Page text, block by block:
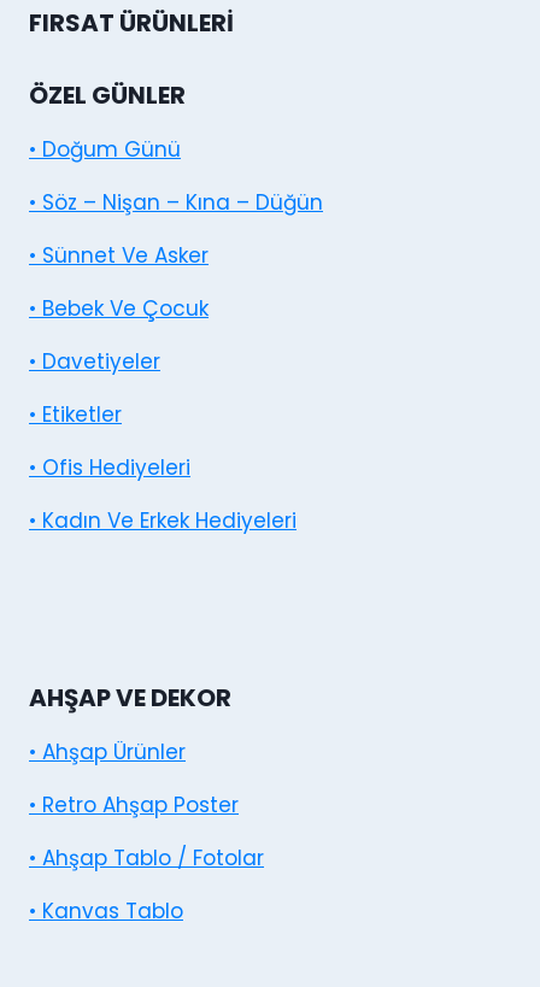
FIRSAT ÜRÜNLERI
ÖZEL GÜNLER
• Doğum Günü
• Söz – Nişan – Kına – Düğün
• Sünnet Ve Asker
• Bebek Ve Çocuk
• Davetiyeler
• Etiketler
• Ofis Hediyeleri
• Kadın Ve Erkek Hediyeleri
AHŞAP VE DEKOR
• Ahşap Ürünler
• Retro Ahşap Poster
• Ahşap Tablo / Fotolar
• Kanvas Tablo